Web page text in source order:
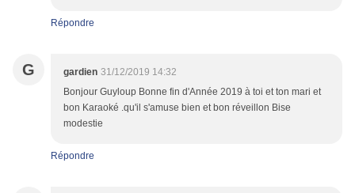
Répondre
G gardien 31/12/2019 14:32
Bonjour Guyloup Bonne fin d'Année 2019 à toi et ton mari et
bon Karaoké .qu'il s'amuse bien et bon réveillon Bise
modestie
Répondre